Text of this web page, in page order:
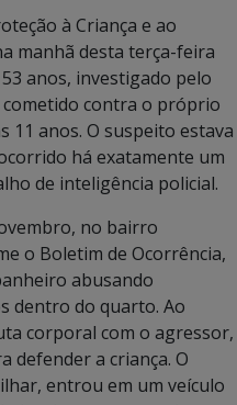
à Criança e ao
manhã desta terça-feira
anos, investigado pelo
contra o próprio
11 anos. O suspeito estava
há exatamente um
de inteligência policial.
no bairro
o Boletim de Ocorrência,
abusando
dentro do quarto. Ao
corporal com o agressor,
defender a criança. O
entrou em um veículo